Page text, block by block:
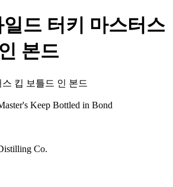
일드 터키 마스터스
본드
Keep Bottled in Bond
Co.